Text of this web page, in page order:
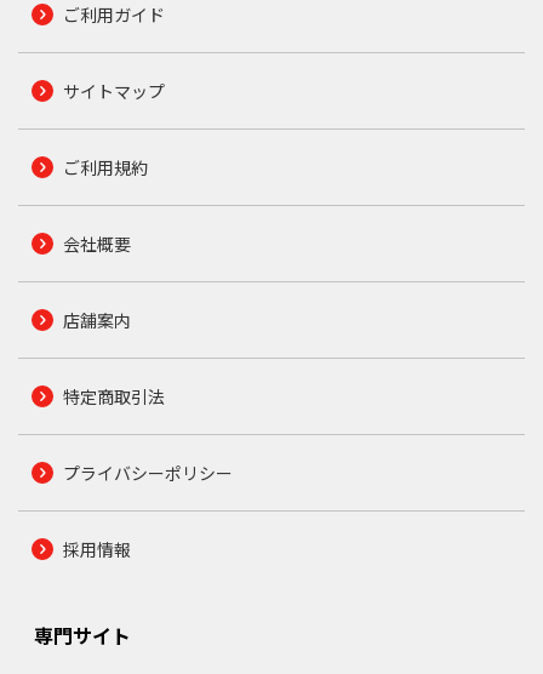
ご利用ガイド
サイトマップ
ご利用規約
会社概要
店舗案内
特定商取引法
プライバシーポリシー
採用情報
専門サイト